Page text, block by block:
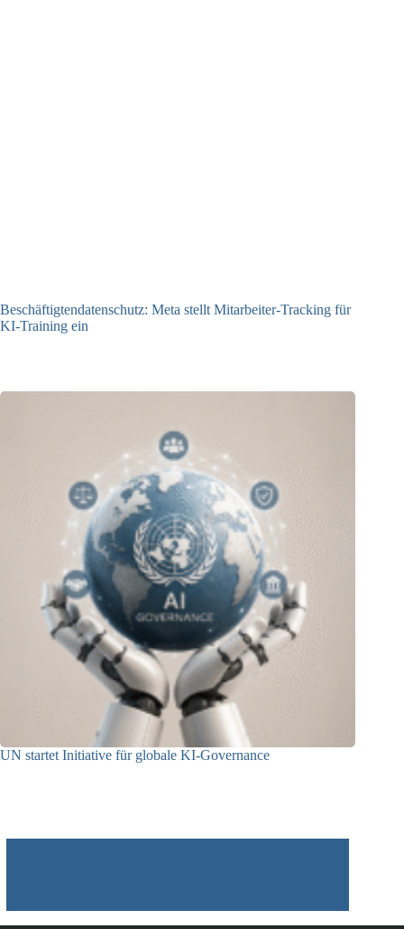
Beschäftigtendatenschutz: Meta stellt Mitarbeiter-Tracking für
KI-Training ein
UN startet Initiative für globale KI-Governance